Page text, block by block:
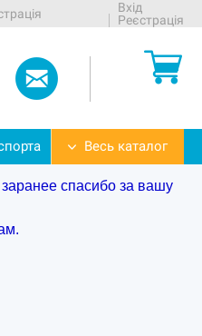
Вхід
Реєстрація
Весь каталог
спасибо за вашу